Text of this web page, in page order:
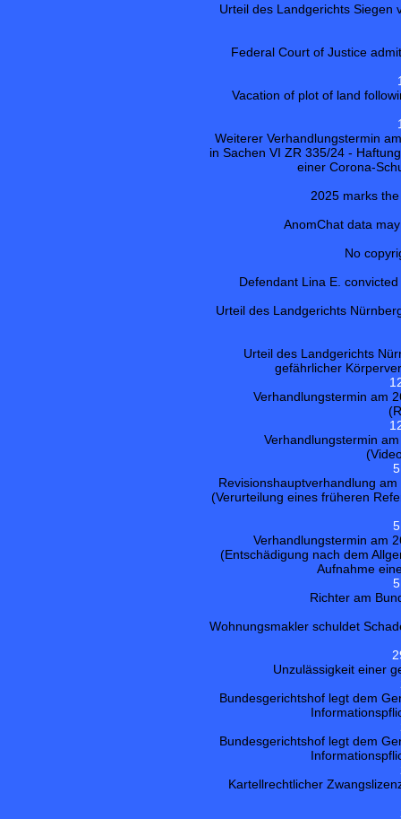
Urteil des Landgerichts Siegen
Federal Court of Justice
Vacation of plot of land
Weiterer Verhandlungstermin
in Sachen VI ZR 335/24 -
einer Corona-
2025 marks
AnomChat data
No
Defendant Lina E.
Urteil des Landgerichts
Urteil des Landgerichts
gefährlicher
Verhandlungstermin am
Verhandlungstermin
Revisionshauptverhandlung
(Verurteilung eines früheren
Verhandlungstermin am
(Entschädigung nach dem
Aufnahme
Richter am
Wohnungsmakler schuldet
Unzulässigkeit einer
Bundesgerichtshof legt dem
Bundesgerichtshof legt dem
Kartellrechtlicher